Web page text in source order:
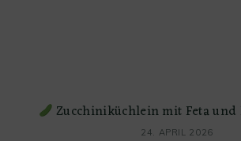
Zucchiniküchlein mit Feta
24. APRIL 2026